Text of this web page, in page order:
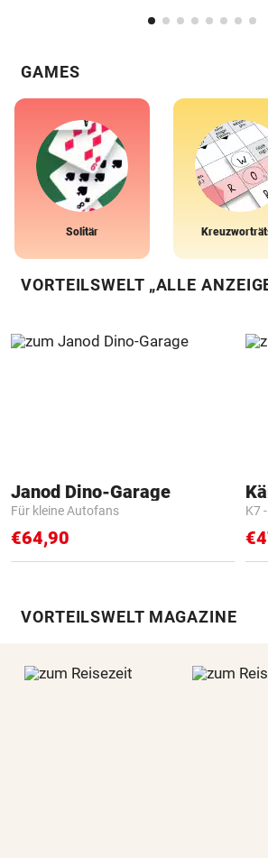
GAMES
Solitär
VORTEILSWELT „ALLE
Janod Dino-Garage
Für kleine Autofans
€64,90
K7
VORTEILSWELT MAGAZINE